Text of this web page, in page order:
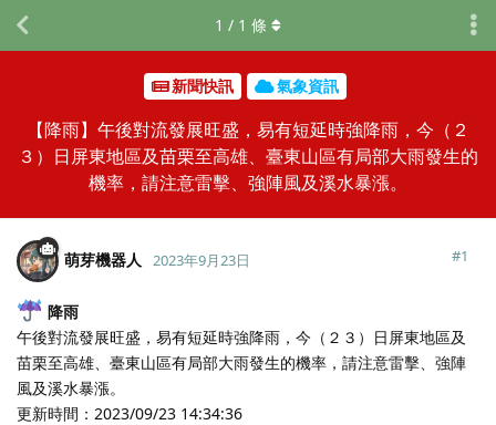
新聞快訊 氣象資訊
【降雨】午後對流發展旺盛，易有短延時強降雨，今（２
３）日屏東地區及苗栗至高雄、臺東山區有局部大雨發生的
機率，請注意雷擊、強陣風及溪水暴漲。
1 / 1 條
萌芽機器人 2023年9月23日 #1
降雨
午後對流發展旺盛，易有短延時強降雨，今（２３）日屏東地區及
苗栗至高雄、臺東山區有局部大雨發生的機率，請注意雷擊、強陣
風及溪水暴漲。
更新時間：2023/09/23 14:34:36